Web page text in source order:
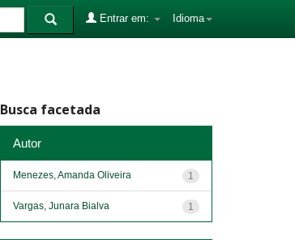
Idioma
Entrar em:
Busca facetada
Autor
1
Menezes, Amanda Oliveira
1
Vargas, Junara Bialva